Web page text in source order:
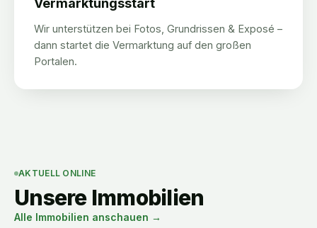
Vermarktungsstart
Wir unterstützen bei Fotos, Grundrissen & Exposé –
dann startet die Vermarktung auf den großen
Portalen.
AKTUELL ONLINE
Unsere Immobilien
Alle Immobilien anschauen →